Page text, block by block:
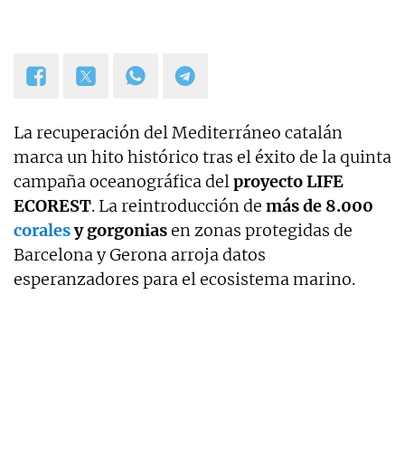
La recuperación del Mediterráneo catalán
marca un hito histórico tras el éxito de la quinta
campaña oceanográfica delproyecto LIFE
ECOREST. La reintroducción de más de 8.000
coralesy gorgoniasen zonas protegidas de
Barcelona y Gerona arroja datos
esperanzadores para el ecosistema marino.